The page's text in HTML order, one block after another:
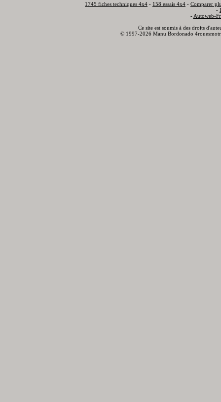
1745 fiches techniques 4x4 - 158 essais 4x4 - Comparer
-
- Autoweb-
Ce site est soumis à des droits
© 1997-2026 Manu Bordonado